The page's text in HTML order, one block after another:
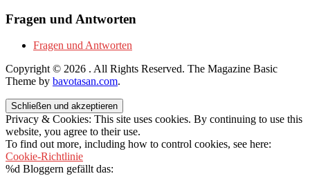
Fragen und Antworten
Fragen und Antworten
Copyright © 2026 . All Rights Reserved. The Magazine Basic
Theme by bavotasan.com.
Privacy & Cookies: This site uses cookies. By continuing to use this
website, you agree to their use.
To find out more, including how to control cookies, see here:
Cookie-Richtlinie
%d Bloggern gefällt das: